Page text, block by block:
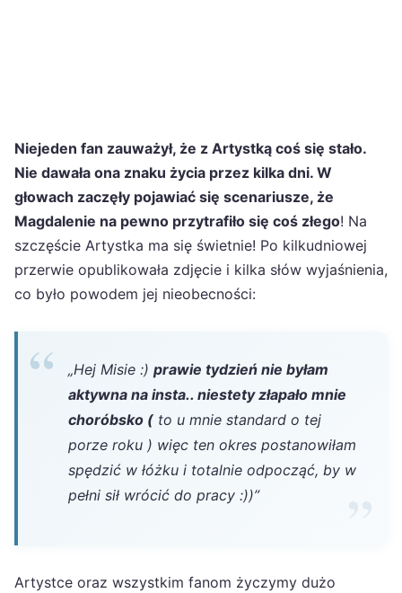
Niejeden fan zauważył, że z Artystką coś się stało.
Nie dawała ona znaku życia przez kilka dni. W
głowach zaczęły pojawiać się scenariusze, że
Magdalenie na pewno przytrafiło się coś złego! Na
szczęście Artystka ma się świetnie! Po kilkudniowej
przerwie opublikowała zdjęcie i kilka słów wyjaśnienia,
co było powodem jej nieobecności:
„Hej Misie :) prawie tydzień nie byłam
aktywna na insta.. niestety złapało mnie
choróbsko ( to u mnie standard o tej
porze roku ) więc ten okres postanowiłam
spędzić w łóżku i totalnie odpocząć, by w
pełni sił wrócić do pracy :))”
Artystce oraz wszystkim fanom życzymy dużo